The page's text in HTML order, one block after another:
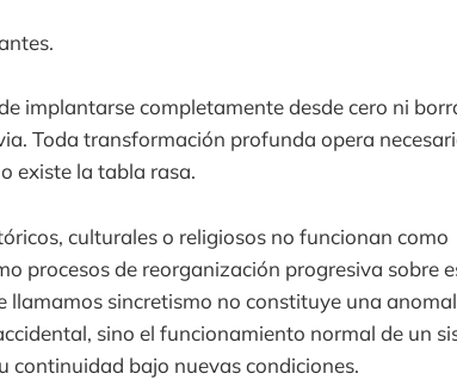
implantarse completamente desde cero ni
Toda transformación profunda opera
existe la tabla rasa.
culturales o religiosos no funcionan como
procesos de reorganización progresiva sobre
llamamos sincretismo no constituye una
sino el funcionamiento normal de un
continuidad bajo nuevas condiciones.